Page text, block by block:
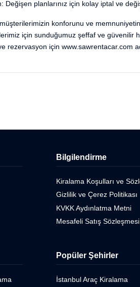
Değişen planlarınız için kolay iptal ve
konforunu ve
için sunduğumuz şeffaf ve güvenilir
rezervasyon için www.sawrentacar.com
Bilgilendirme
Kiralama Koşulları ve
Gizlilik ve Çerez Politikası
KVKK Aydınlatma Metni
Mesafeli Satış Sözleşmesi
Popüler Şehirler
İstanbul Araç Kiralama